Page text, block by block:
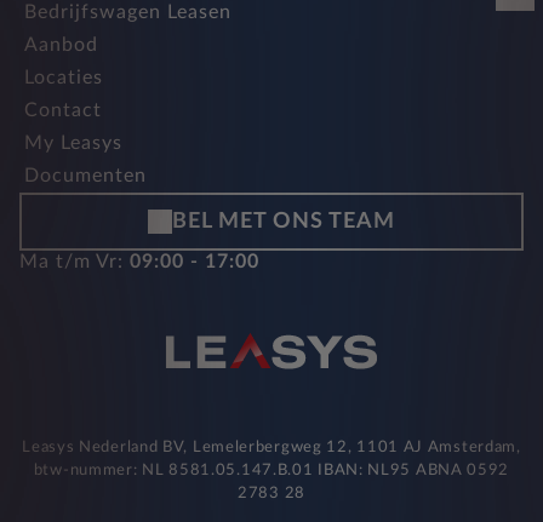
Bedrijfswagen Leasen
Aanbod
Locaties
Contact
My Leasys
Documenten
BEL MET ONS TEAM
Ma t/m Vr: 09:00 - 17:00
Leasys Nederland BV, Lemelerbergweg 12, 1101 AJ Amsterdam,
btw-nummer: NL 8581.05.147.B.01 IBAN: NL95 ABNA 0592
2783 28